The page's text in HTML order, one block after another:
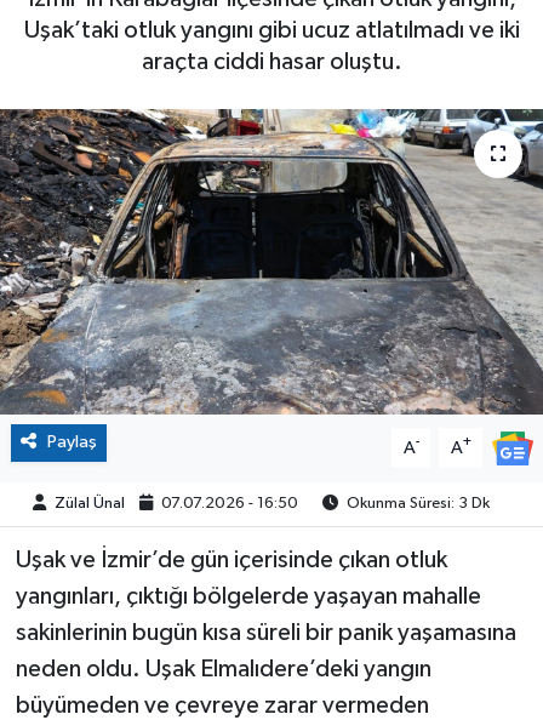
Uşak’taki otluk yangını gibi ucuz atlatılmadı ve iki
araçta ciddi hasar oluştu.
Paylaş A- A+
Zülal Ünal 07.07.2026 - 16:50 Okunma Süresi: 3 Dk
Uşak ve İzmir’de gün içerisinde çıkan otluk
yangınları, çıktığı bölgelerde yaşayan mahalle
sakinlerinin bugün kısa süreli bir panik yaşamasına
neden oldu. Uşak Elmalıdere’deki yangın
büyümeden ve çevreye zarar vermeden